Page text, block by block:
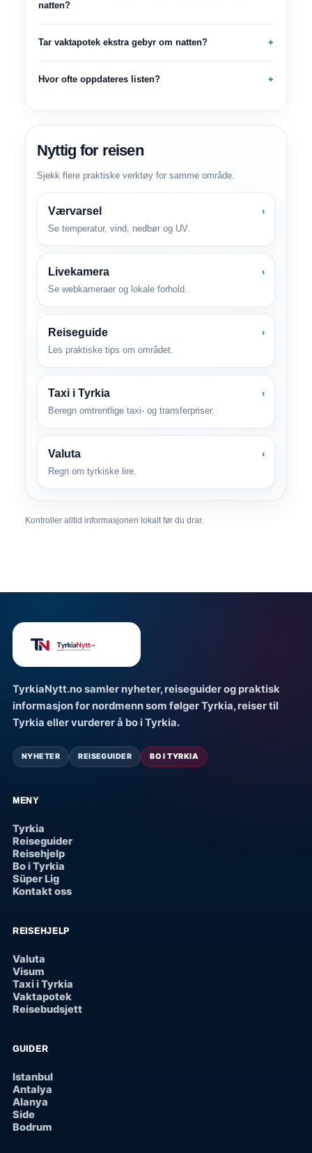
natten?
Tar vaktapotek ekstra gebyr om natten?
Hvor ofte oppdateres listen?
Nyttig for reisen
Sjekk flere praktiske verktøy for samme område.
Værvarsel
Se temperatur, vind, nedbør og UV.
›
Livekamera
Se webkameraer og lokale forhold.
›
Reiseguide
Les praktiske tips om området.
›
Taxi i Tyrkia
Beregn omtrentlige taxi- og transferpriser.
›
Valuta
Regn om tyrkiske lire.
›
Kontroller alltid informasjonen lokalt før du drar.
TyrkiaNytt.no samler nyheter, reiseguider og praktisk
informasjon for nordmenn som følger Tyrkia, reiser til
Tyrkia eller vurderer å bo i Tyrkia.
NYHETER REISEGUIDER BO I TYRKIA
MENY
Tyrkia
Reiseguider
Reisehjelp
Bo i Tyrkia
Süper Lig
Kontakt oss
REISEHJELP
Valuta
Visum
Taxi i Tyrkia
Vaktapotek
Reisebudsjett
GUIDER
Istanbul
Antalya
Alanya
Side
Bodrum